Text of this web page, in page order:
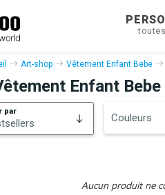
Art-shop Vêtement Enfant Bebe
Enfant
par
Couleurs
Aucun produit ne